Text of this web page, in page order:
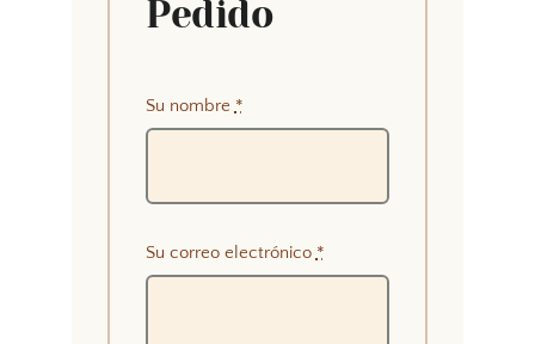
Pedido
Su nombre *
Su correo electrónico *